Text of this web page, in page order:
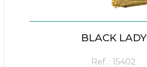
BLACK LADY
Ref. : 15402